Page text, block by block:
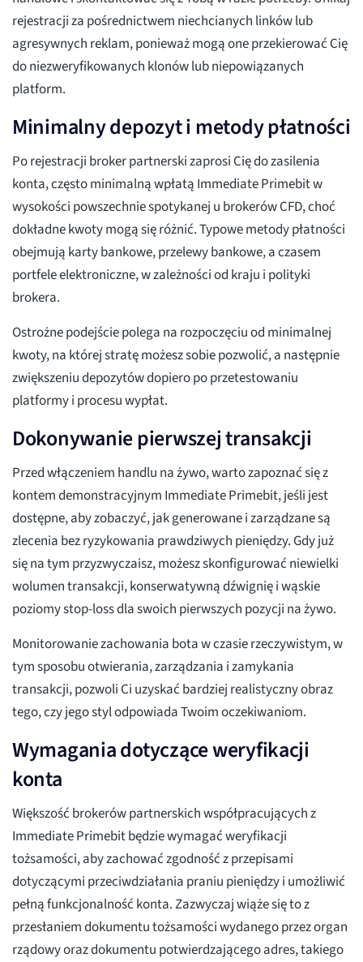
rejestracji za pośrednictwem niechcianych linków lub
agresywnych reklam, ponieważ mogą one przekierować Cię
do niezweryfikowanych klonów lub niepowiązanych
platform.
Minimalny depozyt i metody płatności
Po rejestracji broker partnerski zaprosi Cię do zasilenia
konta, często minimalną wpłatą Immediate Primebit w
wysokości powszechnie spotykanej u brokerów CFD, choć
dokładne kwoty mogą się różnić. Typowe metody płatności
obejmują karty bankowe, przelewy bankowe, a czasem
portfele elektroniczne, w zależności od kraju i polityki
brokera.
Ostrożne podejście polega na rozpoczęciu od minimalnej
kwoty, na której stratę możesz sobie pozwolić, a następnie
zwiększeniu depozytów dopiero po przetestowaniu
platformy i procesu wypłat.
Dokonywanie pierwszej transakcji
Przed włączeniem handlu na żywo, warto zapoznać się z
kontem demonstracyjnym Immediate Primebit, jeśli jest
dostępne, aby zobaczyć, jak generowane i zarządzane są
zlecenia bez ryzykowania prawdziwych pieniędzy. Gdy już
się na tym przyzwyczaisz, możesz skonfigurować niewielki
wolumen transakcji, konserwatywną dźwignię i wąskie
poziomy stop-loss dla swoich pierwszych pozycji na żywo.
Monitorowanie zachowania bota w czasie rzeczywistym, w
tym sposobu otwierania, zarządzania i zamykania
transakcji, pozwoli Ci uzyskać bardziej realistyczny obraz
tego, czy jego styl odpowiada Twoim oczekiwaniom.
Wymagania dotyczące weryfikacji
konta
Większość brokerów partnerskich współpracujących z
Immediate Primebit będzie wymagać weryfikacji
tożsamości, aby zachować zgodność z przepisami
dotyczącymi przeciwdziałania praniu pieniędzy i umożliwić
pełną funkcjonalność konta. Zazwyczaj wiąże się to z
przesłaniem dokumentu tożsamości wydanego przez organ
rządowy oraz dokumentu potwierdzającego adres, takiego